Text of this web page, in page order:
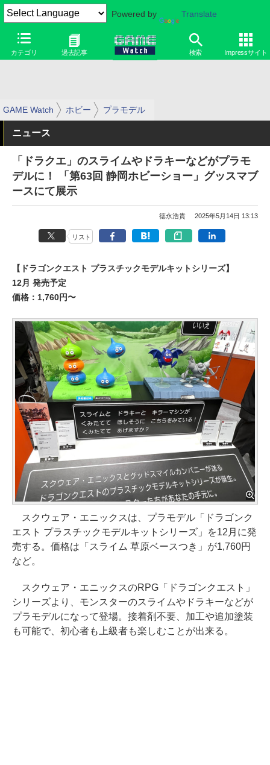
Powered by Translate
カテゴリ 過去記事 検索 Impressサイト
GAME Watch ホビー プラモデル
ニュース
「ドラクエ」のスライムやドラキーなどがプラモ
デルに！ 「第63回 静岡ホビーショー」グッスマブ
ースにて展示
徳永浩貴 2025年5月14日 13:13
リスト
【ドラゴンクエスト プラスチックモデルキットシリーズ】
12月 発売予定
価格：1,760円〜
スクウェア・エニックスは、プラモデル「ドラゴンク
エスト プラスチックモデルキットシリーズ」を12月に発
売する。価格は「スライム 草原ベースつき」が1,760円
など。
スクウェア・エニックスのRPG「ドラゴンクエスト」
シリーズより、モンスターのスライムやドラキーなどが
プラモデルになって登場。接着剤不要、加工や追加塗装
も可能で、初心者も上級者も楽しむことが出来る。